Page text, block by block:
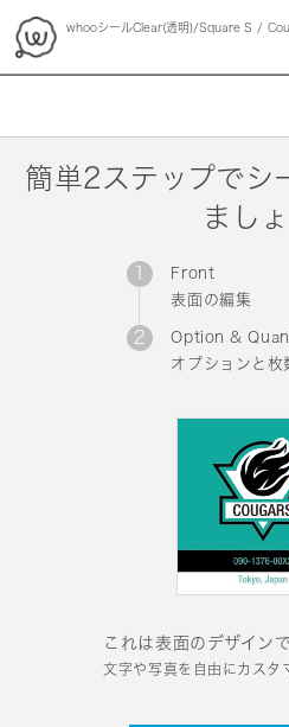
whoo
whooシールClear(透明)/Square S
簡単2ステップでシ
まし
Front
表面の編集
Option &
オプションと枚
これは表面のデザインで
文字や写真を自由にカスタ